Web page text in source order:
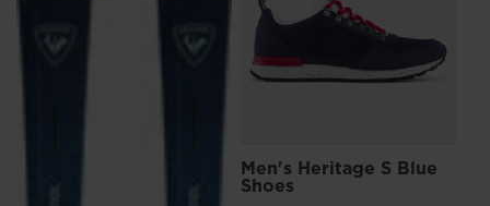
recommend
Men's Heritage S Blue
Shoes